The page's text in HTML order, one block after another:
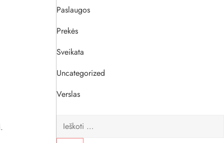
Paslaugos
Prekės
Sveikata
Uncategorized
Verslas
Ieškoti: